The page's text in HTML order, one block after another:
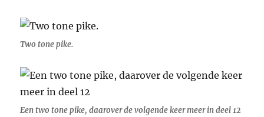
Two tone pike.
Een two tone pike, daarover de volgende keer meer in deel 12